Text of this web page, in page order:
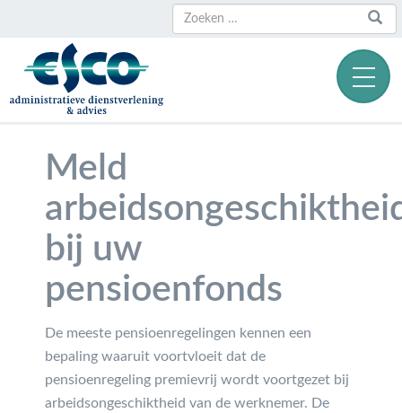
Zoeken
Zoeken
naar:
Meld
bij uw
pensioenfonds
De meeste pensioenregelingen kennen een
bepaling waaruit voortvloeit dat de
pensioenregeling premievrij wordt voortgezet bij
arbeidsongeschiktheid van de werknemer. De